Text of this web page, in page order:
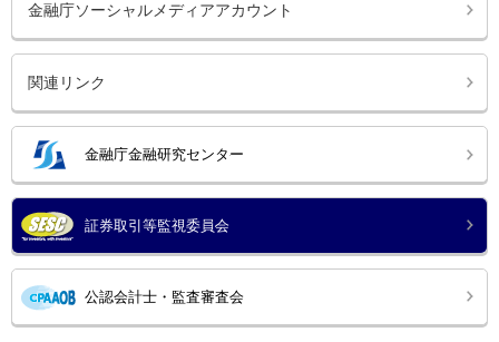
金融庁ソーシャルメディアアカウント
関連リンク
金融庁金融研究センター
証券取引等監視委員会
公認会計士・監査審査会